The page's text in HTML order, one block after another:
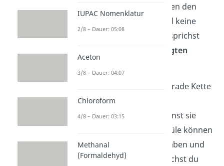
Einfachbindungen zwischen den
beiden Elementen vor und keine
Mehrfachbindungen. Du sprichst
gesättigten
Es gibt Alkane, die eine gerade Kette
an Molekülen bilden, also
unverzweigtsind. Du nennst sie
. Die Moleküle können
aber auch Seitenketten haben und
verzweigtsein. Dann sprichst du
IUPAC Nomenklatur
2/8 – Dauer: 05:08
Aceton
3/8 – Dauer: 04:07
Chloroform
4/8 – Dauer: 03:15
Methanal
(Formaldehyd)